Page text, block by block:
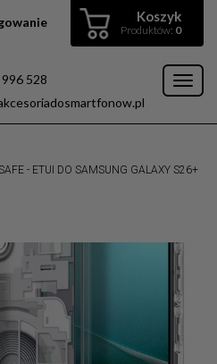
Koszyk
Produktów: 0
528
- ETUI DO SAMSUNG GALAXY S26+